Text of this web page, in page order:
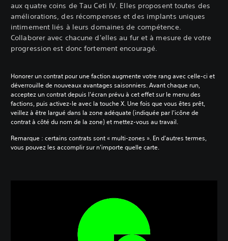
aux quatre coins de Tau Ceti IV. Elles proposent toutes des
améliorations, des récompenses et des implants uniques
intimement liés à leurs domaines de compétence.
Collaborer avec chacune d'elles au fur et à mesure de votre
progression est donc fortement encouragé.
Honorer un contrat pour une faction augmente votre rang avec celle-ci et
déverrouille de nouveaux avantages saisonniers. Avant chaque run,
acceptez un contrat depuis l'écran prévu à cet effet sur le menu des
factions, puis activez-le avec la touche X. Une fois que vous êtes prêt,
veillez à être largué dans la zone adéquate (indiquée par l'icône de
contrat à côté du nom de la zone) et mettez-vous au travail.
Remarque : certains contrats sont « multi-zones ». En d'autres termes,
vous pouvez les accomplir sur n'importe quelle carte.